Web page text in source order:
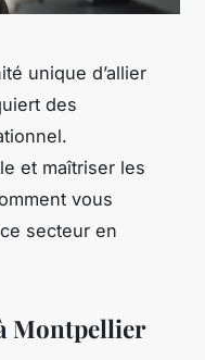
unique d’allier
des
et maîtriser les
vous
secteur en
Montpellier